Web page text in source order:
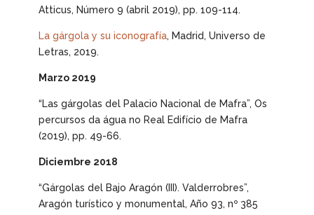
Atticus, Número 9 (abril 2019), pp. 109-114.
La gárgola y su iconografía, Madrid, Universo de
Letras, 2019.
Marzo 2019
“Las gárgolas del Palacio Nacional de Mafra”, Os
percursos da água no Real Edifício de Mafra
(2019), pp. 49-66.
Diciembre 2018
“Gárgolas del Bajo Aragón (III). Valderrobres”,
Aragón turístico y monumental, Año 93, nº 385